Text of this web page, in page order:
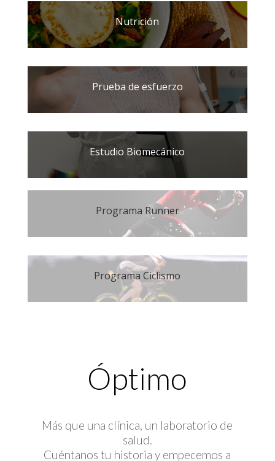
Nutrición
Prueba de esfuerzo
Estudio Biomecánico
Programa Runner
Programa Ciclismo
Óptimo
Más que una clínica, un laboratorio de
salud.
Cuéntanos tu historia y empecemos a